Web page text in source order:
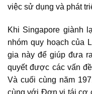
việc sử dụng và phát
Khi Singapore giành
nhóm quy hoạch của
gia này để giúp đưa
quyết được các vấn
Và cuối cùng năm